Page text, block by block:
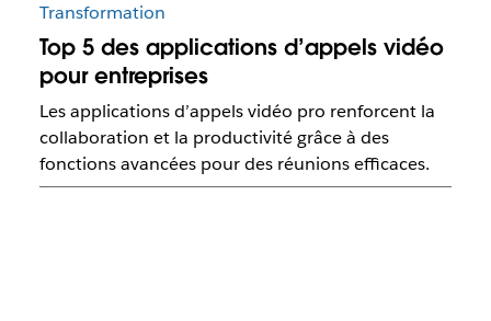
Transformation
Top 5 des applications d’appels vidéo
pour entreprises
Les applications d’appels vidéo pro renforcent la
collaboration et la productivité grâce à des
fonctions avancées pour des réunions efficaces.